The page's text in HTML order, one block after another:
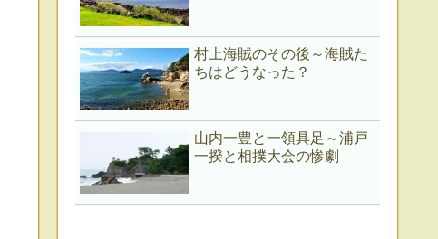
村上海賊のその後～海賊た
ちはどうなった？
山内一豊と一領具足～浦戸
一揆と相撲大会の惨劇